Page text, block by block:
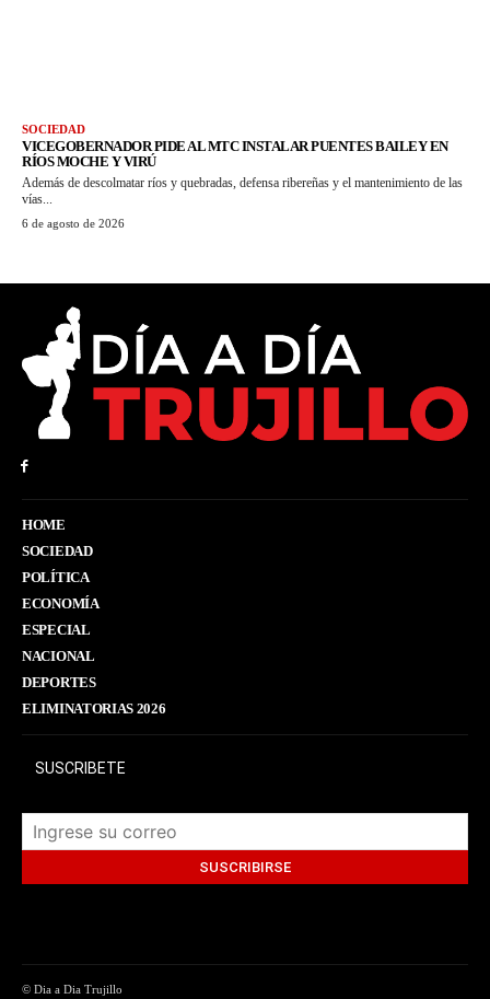
SOCIEDAD
VICEGOBERNADOR PIDE AL MTC INSTALAR PUENTES BAILEY EN
RÍOS MOCHE Y VIRÚ
Además de descolmatar ríos y quebradas, defensa ribereñas y el mantenimiento de las
vías...
6 de agosto de 2026
HOME
SOCIEDAD
POLÍTICA
ECONOMÍA
ESPECIAL
NACIONAL
DEPORTES
ELIMINATORIAS 2026
SUSCRIBETE
© Dia a Dia Trujillo